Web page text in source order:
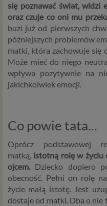
się poznawać świat, widzi
oraz czuje co oni mu
buzi już od pierwszych
późniejszych problemów
matki, która zachowuje się
Może mieć do niego
wpływa pozytywnie na
jakichkolwiek emocji.
Co powie tata...
Oprócz podstawowej
matką, istotną rolę w życiu
ojcem. Dziecko dopiero
obecność. Pełni on rolę
życie małą istotę. Jest
dostaje od matki. Dba o nie